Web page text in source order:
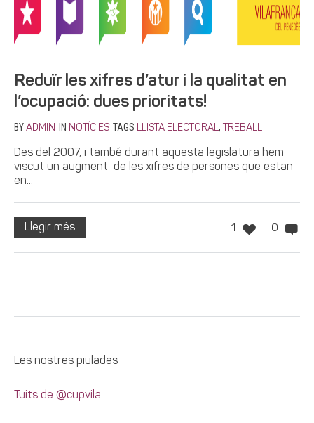
Reduïr les xifres d’atur i la qualitat en
l’ocupació: dues prioritats!
BY ADMIN IN NOTÍCIES TAGS LLISTA ELECTORAL, TREBALL
Des del 2007, i també durant aquesta legislatura hem
viscut un augment de les xifres de persones que estan
en...
1 0
Llegir més
Les nostres piulades
Tuits de @cupvila